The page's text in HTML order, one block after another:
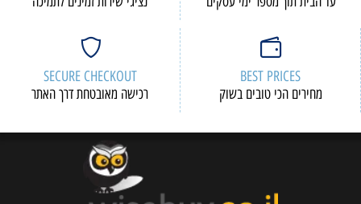
BEST PRICES
מחירים הכי טובים בשוק
SECURE CHECKOUT
רכישה מאובטחת דרך האתר